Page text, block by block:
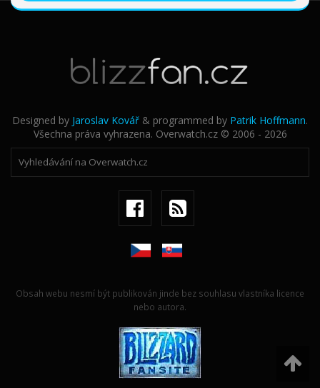
Designed by Jaroslav Kovář & programmed by Patrik Hoffmann.
Všechna práva vyhrazena. Overwatch.cz © 2006 - 2026
Obsah webu nesmí být publikován jinde bez souhlasu vlastníka licence
nebo autora.